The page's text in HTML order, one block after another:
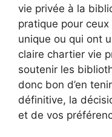
vie privée à la
pratique pour
unique ou qui ont
claire chartier vie
soutenir les
donc bon d’en
définitive, la
et de vos